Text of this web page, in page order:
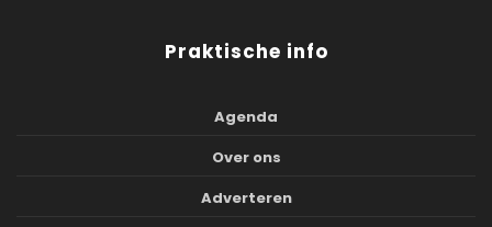
Praktische info
Agenda
Over ons
Adverteren